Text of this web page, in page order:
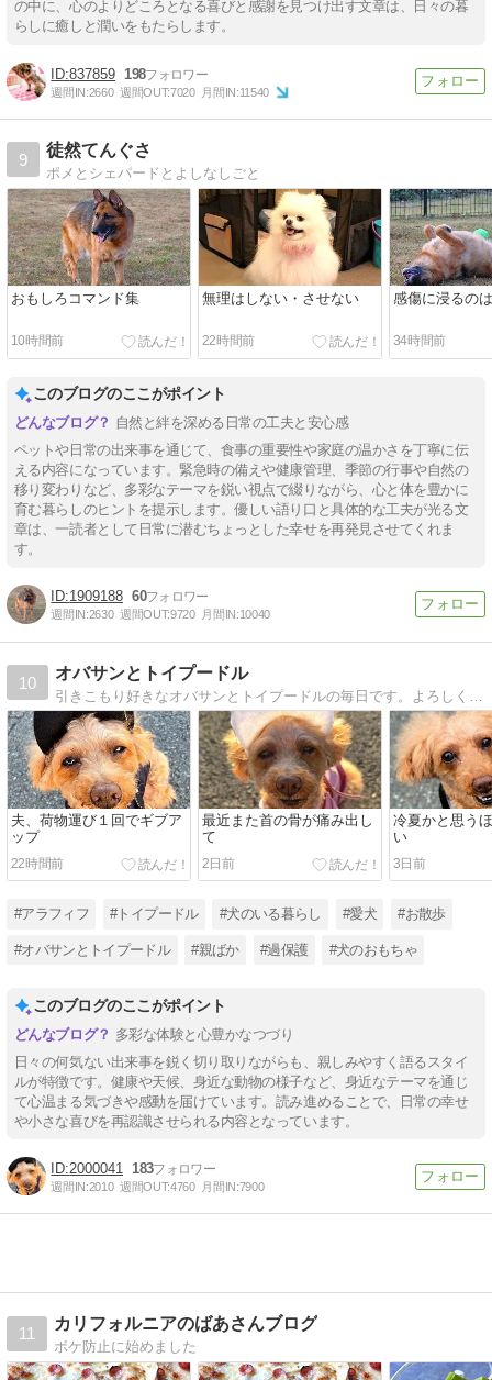
の中に、心のよりどころとなる喜びと感謝を見つけ出す文章は、日々の暮
らしに癒しと潤いをもたらします。
837859 198
週間IN:2660 週間OUT:7020 月間IN:11540
9
徒然てんぐさ
ポメとシェパードとよしなしごと
おもしろコマンド集
10時間前
無理はしない・させない
22時間前
感傷に浸るの
34時間前
このブログのここがポイント
自然と絆を深める日常の工夫と安心感
ペットや日常の出来事を通じて、食事の重要性や家庭の温かさを丁寧に伝
える内容になっています。緊急時の備えや健康管理、季節の行事や自然の
移り変わりなど、多彩なテーマを鋭い視点で綴りながら、心と体を豊かに
育む暮らしのヒントを提示します。優しい語り口と具体的な工夫が光る文
章は、一読者として日常に潜むちょっとした幸せを再発見させてくれま
す。
1909188 60
週間IN:2630 週間OUT:9720 月間IN:10040
10
オバサンとトイプードル
夫、荷物運び１回でギブア
ップ
22時間前
最近また首の骨が痛み出し
て
2日前
冷夏かと思う
い
3日前
#アラフィフ #トイプードル #犬のいる暮らし #愛犬 #お散歩
#オバサンとトイプードル #親ばか #過保護 #犬のおもちゃ
このブログのここがポイント
多彩な体験と心豊かなつづり
日々の何気ない出来事を鋭く切り取りながらも、親しみやすく語るスタイ
ルが特徴です。健康や天候、身近な動物の様子など、身近なテーマを通じ
て心温まる気づきや感動を届けています。読み進めることで、日常の幸せ
や小さな喜びを再認識させられる内容となっています。
2000041 183
週間IN:2010 週間OUT:4760 月間IN:7900
11
カリフォルニアのばあさんブログ
ボケ防止に始めました